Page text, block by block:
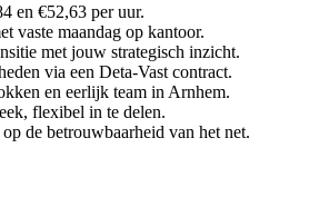
en €52,63 per uur.
vaste maandag op kantoor.
met jouw strategisch inzicht.
via een Deta-Vast contract.
en eerlijk team in Arnhem.
flexibel in te delen.
de betrouwbaarheid van het net.